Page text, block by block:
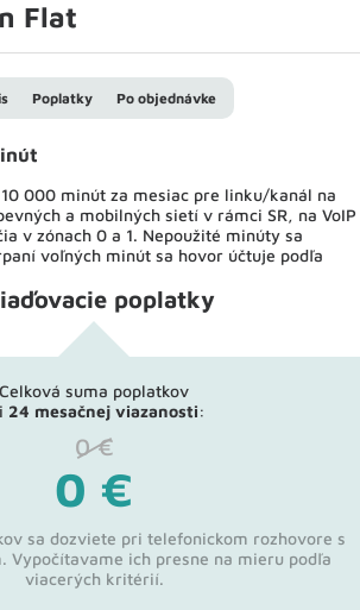
Flat
Poplatky Po objednávke
000 minút za mesiac pre linku/kanál na
a mobilných sietí v rámci SR, na VoIP
v zónach 0 a 1. Nepoužité minúty sa
voľných minút sa hovor účtuje podľa
poplatky
Celková suma poplatkov
24 mesačnej viazanosti:
0€
0 €
sa dozviete pri telefonickom rozhovore s
Vypočítavame ich presne na mieru podľa
viacerých kritérií.